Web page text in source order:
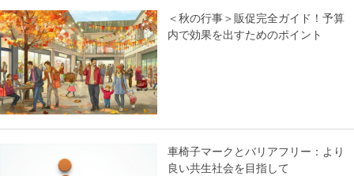
＜秋の行事＞販促完全ガイド！予算
内で効果を出すためのポイント
車椅子マークとバリアフリー：より
良い共生社会を目指して